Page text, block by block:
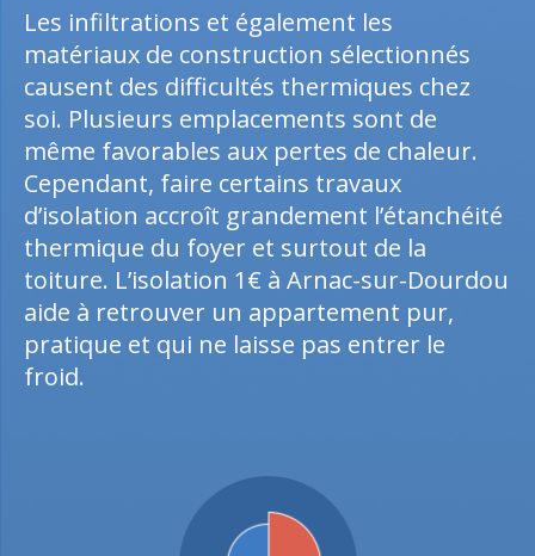
Les infiltrations et également les
matériaux de construction sélectionnés
causent des difficultés thermiques chez
soi. Plusieurs emplacements sont de
même favorables aux pertes de chaleur.
Cependant, faire certains travaux
d’isolation accroît grandement l’étanchéité
thermique du foyer et surtout de la
toiture. L’isolation 1€ à Arnac-sur-Dourdou
aide à retrouver un appartement pur,
pratique et qui ne laisse pas entrer le
froid.